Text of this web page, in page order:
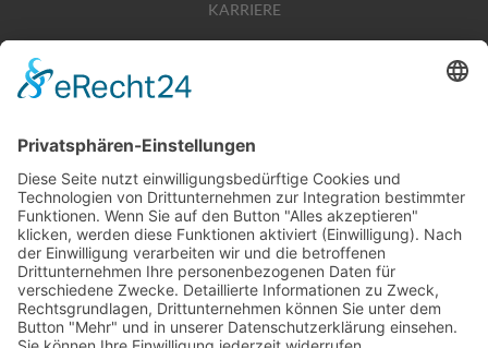
KARRIERE
PRESSE
KONTAKT
UNSERE MITGLIEDSCHAFTEN